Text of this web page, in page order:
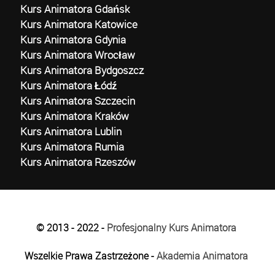
Kurs Animatora Gdańsk
Kurs Animatora Katowice
Kurs Animatora Gdynia
Kurs Animatora Wrocław
Kurs Animatora Bydgoszcz
Kurs Animatora Łódź
Kurs Animatora Szczecin
Kurs Animatora Kraków
Kurs Animatora Lublin
Kurs Animatora Rumia
Kurs Animatora Rzeszów
© 2013 - 2022 - Profesjonalny Kurs Animatora
Wszelkie Prawa Zastrzeżone -Akademia Animatora